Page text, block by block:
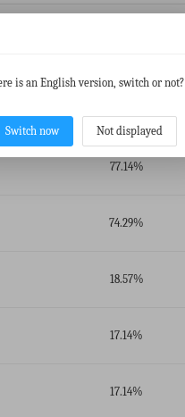
占比
77.14%
74.29%
18.57%
17.14%
17.14%
is an English version, switch or not?
Switch now Not displayed